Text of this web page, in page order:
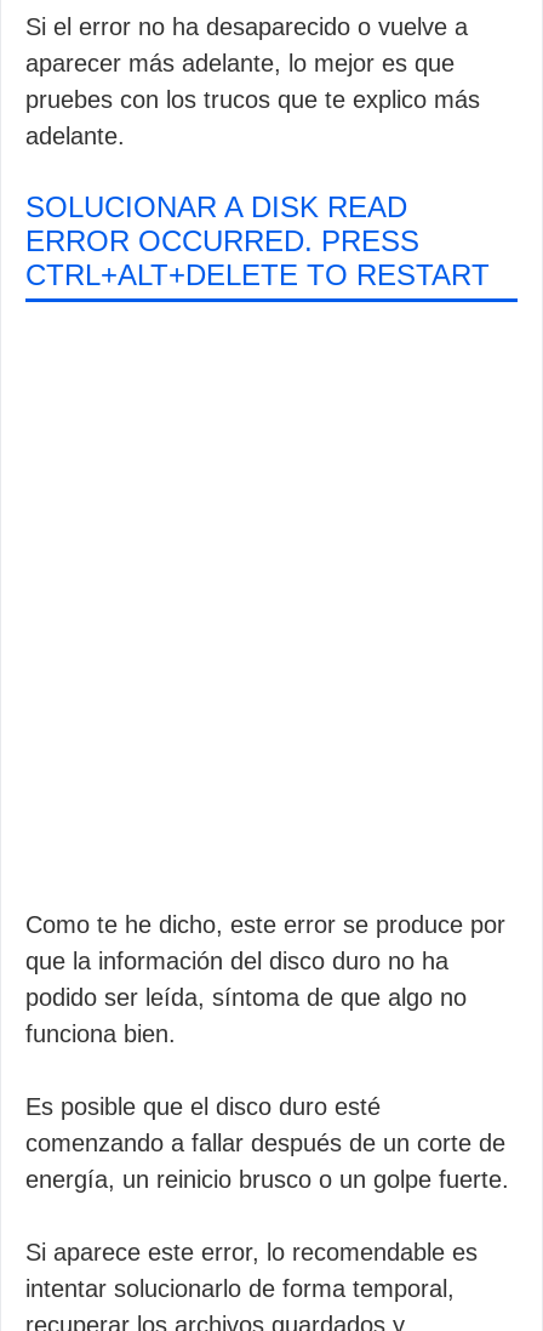
Si el error no ha desaparecido o vuelve a
aparecer más adelante, lo mejor es que
pruebes con los trucos que te explico más
adelante.
SOLUCIONAR A DISK READ
ERROR OCCURRED. PRESS
CTRL+ALT+DELETE TO RESTART
Como te he dicho, este error se produce por
que la información del disco duro no ha
podido ser leída, síntoma de que algo no
funciona bien.
Es posible que el disco duro esté
comenzando a fallar después de un corte de
energía, un reinicio brusco o un golpe fuerte.
Si aparece este error, lo recomendable es
intentar solucionarlo de forma temporal,
recuperar los archivos guardados y